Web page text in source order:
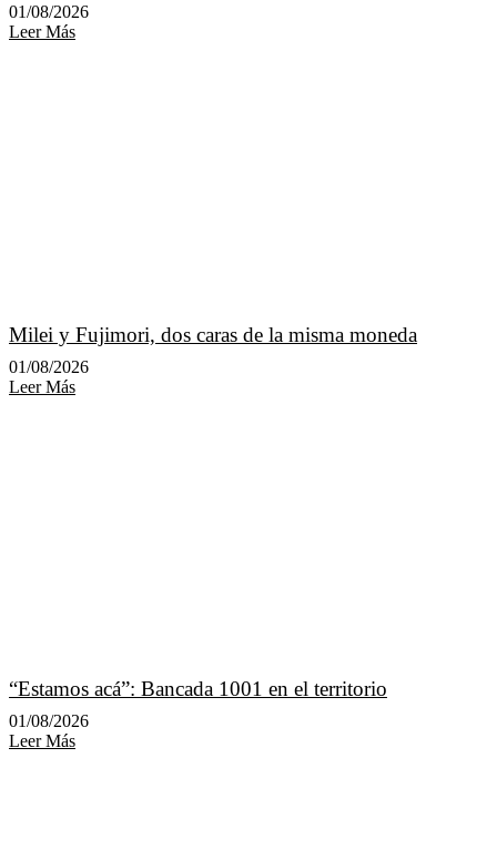
01/08/2026
Leer Más
Milei y Fujimori, dos caras de la misma moneda
01/08/2026
Leer Más
“Estamos acá”: Bancada 1001 en el territorio
01/08/2026
Leer Más